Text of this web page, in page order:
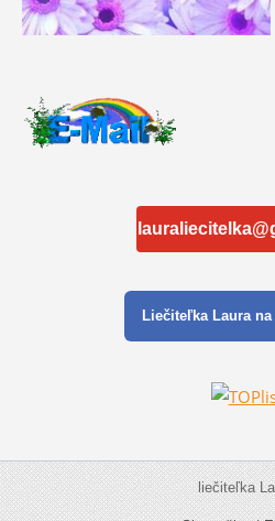
Liečiteľka Laura
liečiteľka